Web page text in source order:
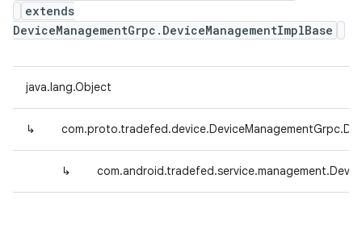
extends
DeviceManagementGrpc.DeviceManagementImplBase
java.lang.Object
↳
↳